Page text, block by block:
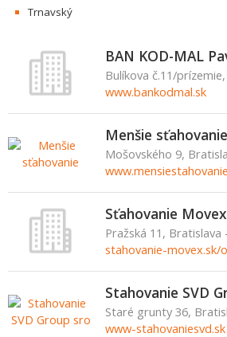
Trnavský
BAN KOD-MAL
Bulíkova č.11/
www.bankodmal.sk
Menšie sťahovanie
Mošovského 9,
Sťahovanie Movex
Pražská 11,
stahovanie-movex.sk/
Stahovanie SVD
Staré grunty 36,
www-stahovaniesvd.sk